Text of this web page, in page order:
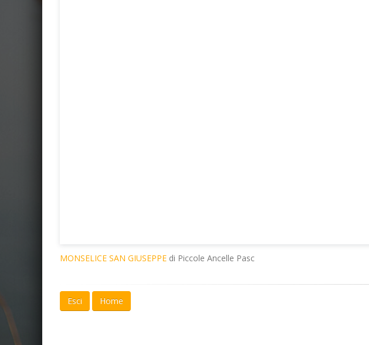
MONSELICE SAN GIUSEPPE di Piccole Ancelle Pasc
Esci Home